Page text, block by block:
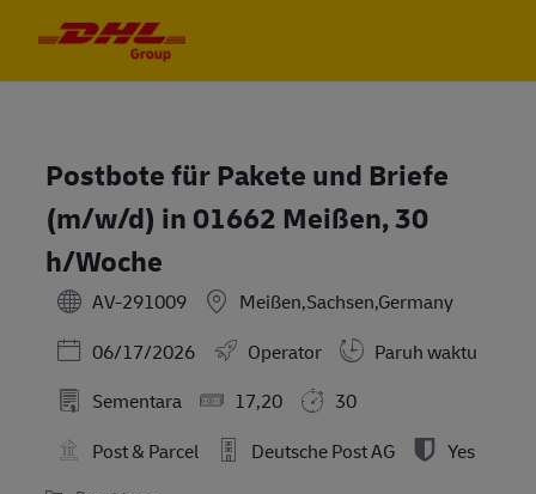
Postbote für Pakete und Briefe
(m/w/d) in 01662 Meißen, 30
h/Woche
AV-291009
Meißen,Sachsen,Germany
Posted Date
06/17/2026 Operator
Paruh waktu
Sementara
17,20
30
Post & Parcel
Deutsche Post AG Yes